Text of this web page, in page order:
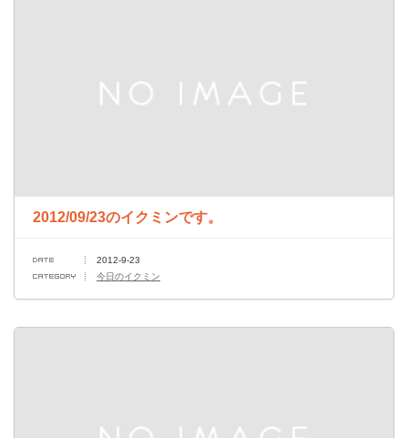
2012/09/23のイクミンです。
2012-9-23
今日のイクミン